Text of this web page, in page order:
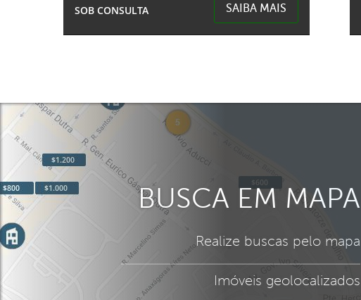
SOB CONSULTA SAIBA MAIS
BUSCA EM MAPA
Realize buscas pelo mapa
Imóveis geolocalizados